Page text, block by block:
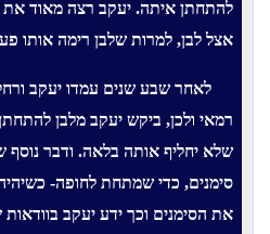
להתחתן איתה. יעקב רצה מאוד את
אצל לבן, למרות שלבן רימה אותו
לאחר שבע שנים עמדו יעקב
רמאי ולכן, ביקש יעקב מלבן
שלא יחליף אותה בלאה. ודבר נוסף
סימנים, כדי שמתחת לחופה-
את הסימנים וכך ידע יעקב בוודאות